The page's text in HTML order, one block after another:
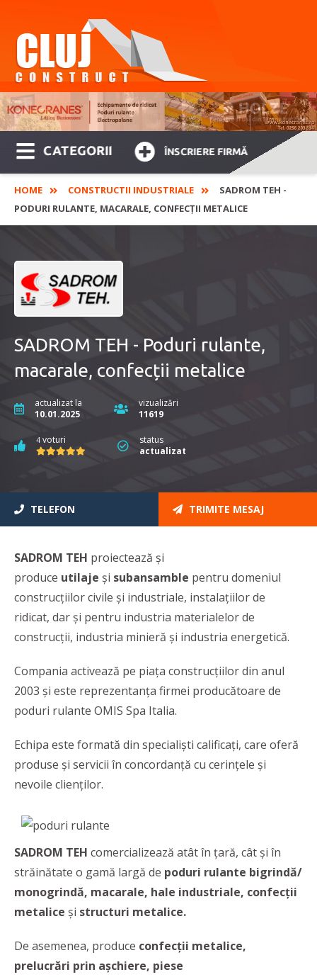
CATEGORII ÎNSCRIERE FIRMĂ
HOME CONSTRUCTII INDUSTRIALE
SADROM TEH -
PODURI RULANTE, MACARALE, CONFECȚII METALICE
SADROM TEH - Poduri rulante,
macarale, confecții metalice
actualizat la
10.01.2025
vizualizări
11619
4 voturi
status
actualizat
TELEFON TRIMITE MESAJ
SADROM TEH proiectează și
produce utilaje și subansamble pentru domeniul
construcțiilor civile și industriale, instalațiilor de
ridicat, dar și pentru industria materialelor de
construcții, industria minieră și industria energetică.
Compania activează pe piața construcțiilor din anul
2003 și este reprezentanța firmei producătoare de
poduri rulante OMIS Spa Italia.
Echipa este formată din specialiști calificați, care oferă
produse și servicii în concordanță cu cerinţele şi
nevoile clienţilor.
SADROM TEH comercializează atât în țară, cât și în
străinătate o gamă largă de poduri rulante bigrindă/
monogrindă, macarale, hale industriale, confecții
metalice și structuri metalice.
De asemenea, produce confecții metalice,
prelucrări prin așchiere, piese